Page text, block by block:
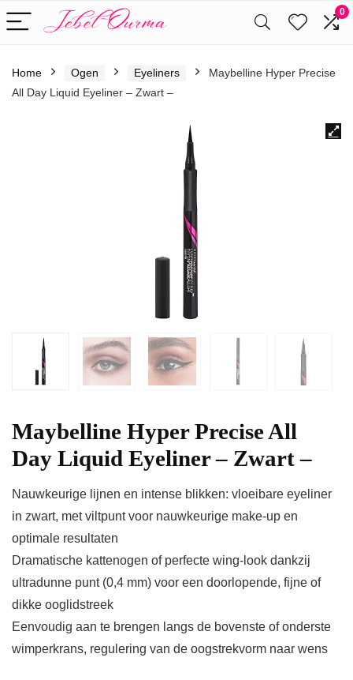
0
Home Ogen Eyeliners
Maybelline Hyper Precise
All Day Liquid Eyeliner – Zwart –
Maybelline Hyper Precise All
Day Liquid Eyeliner – Zwart –
Nauwkeurige lijnen en intense blikken: vloeibare eyeliner
in zwart, met viltpunt voor nauwkeurige make-up en
optimale resultaten
Dramatische kattenogen of perfecte wing-look dankzij
ultradunne punt (0,4 mm) voor een doorlopende, fijne of
dikke ooglidstreek
Eenvoudig aan te brengen langs de bovenste of onderste
wimperkrans, regulering van de oogstrekvorm naar wens